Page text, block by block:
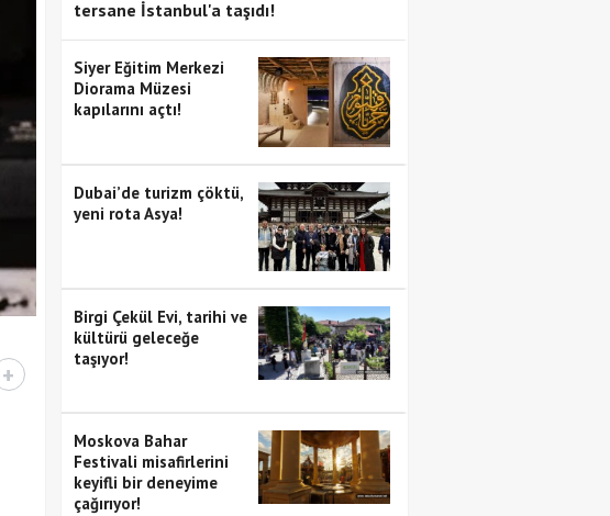
+
tersane İstanbul'a taşıdı!
Siyer Eğitim Merkezi
Diorama Müzesi
kapılarını açtı!
Dubai’de turizm çöktü,
yeni rota Asya!
Birgi Çekül Evi, tarihi ve
kültürü geleceğe
taşıyor!
Moskova Bahar
Festivali misafirlerini
keyifli bir deneyime
çağırıyor!